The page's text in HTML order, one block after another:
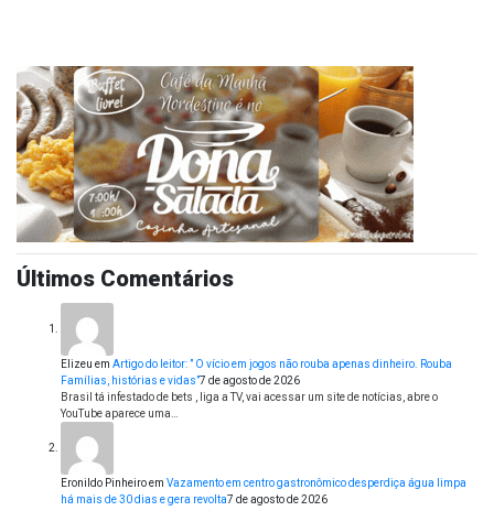
Últimos Comentários
Elizeu em Artigo do leitor: ” O vício em jogos não rouba apenas dinheiro. Rouba
Famílias, histórias e vidas”7 de agosto de 2026
Brasil tá infestado de bets , liga a TV, vai acessar um site de notícias, abre o
YouTube aparece uma…
Eronildo Pinheiroem Vazamento em centro gastronômico desperdiça água limpa
há mais de 30 dias e gera revolta7 de agosto de 2026